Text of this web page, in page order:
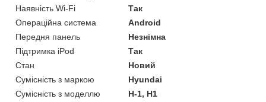
Наявність Wi-Fi
Так
Операційна система
Android
Передня панель
Незнімна
Підтримка iPod
Так
Стан
Новий
Сумісність з маркою
Hyundai
Сумісність з моделлю
H-1, H1